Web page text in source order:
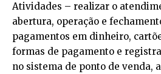
Atividades – realizar o
abertura, operação e
pagamentos em dinheiro,
formas de pagamento e
no sistema de ponto de venda,